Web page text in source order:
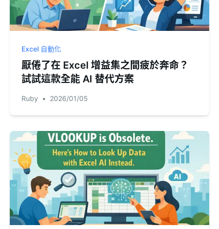
Excel 自動化
厭倦了在 Excel 增益集之間疲於奔命？
試試這款全能 AI 替代方案
Ruby • 2026/01/05